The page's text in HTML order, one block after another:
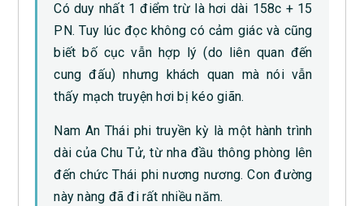
Có duy nhất 1 điểm trừ là hơi dài 158c + 15
PN. Tuy lúc đọc không có cảm giác và cũng
biết bố cục vẫn hợp lý (do liên quan đến
cung đấu) nhưng khách quan mà nói vẫn
thấy mạch truyện hơi bị kéo giãn.
Nam An Thái phi truyền kỳ là một hành trình
dài của Chu Tử, từ nha đầu thông phòng lên
đến chức Thái phi nương nương. Con đường
này nàng đã đi rất nhiều năm.